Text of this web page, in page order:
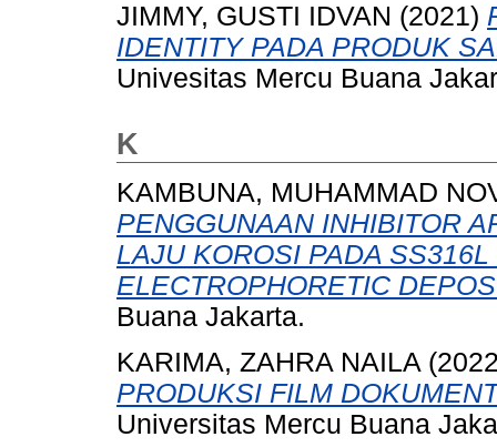
JIMMY, GUSTI IDVAN (2021)
IDENTITY PADA PRODUK
Univesitas Mercu Buana
K
KAMBUNA, MUHAMMAD
PENGGUNAAN INHIBITOR
LAJU KOROSI PADA
ELECTROPHORETIC
Buana Jakarta.
KARIMA, ZAHRA NAILA
PRODUKSI FILM
Universitas Mercu Buana